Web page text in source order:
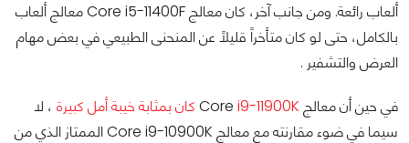
ألعاب رائعة. ومن جانب آخر، كان معالج Core i5-11400F معالج ألعاب
بالكامل، حتى لو كان متأخراً قليلاً عن المنحنى الطبيعي في بعض مهام
العرض والتشفير .
في حين أن معالج Core i9-11900K كان بمثابة خيبة أمل كبيرة
، لا
سيما في ضوء مقارنته مع معالج Core i9-10900K الممتاز الذي من